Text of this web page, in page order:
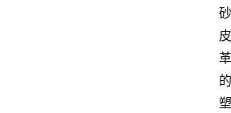
砂
皮
革
的
塑